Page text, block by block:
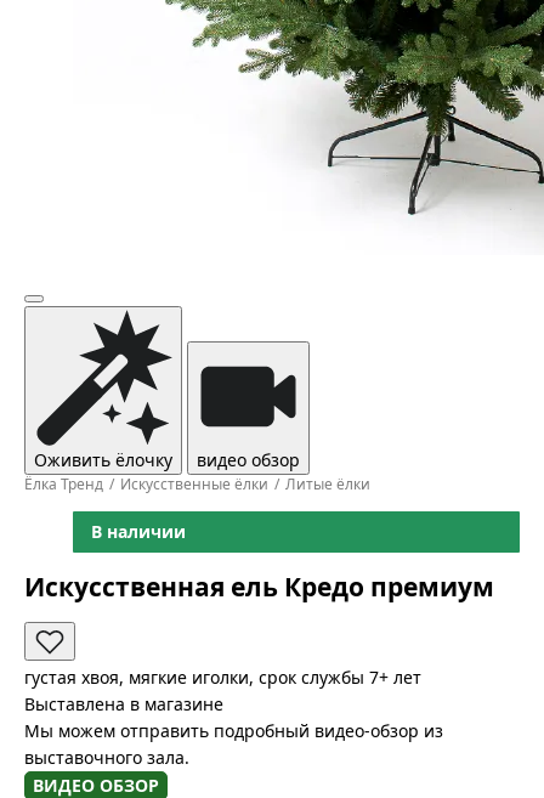
Оживить ёлочку видео обзор
Ёлка Тренд Искусственные ёлки Литые ёлки
В наличии
Искусственная ель Кредо премиум
густая хвоя, мягкие иголки, срок службы 7+ лет
Выставлена в магазине
Мы можем отправить подробный видео-обзор из
выставочного зала.
ВИДЕО ОБЗОР